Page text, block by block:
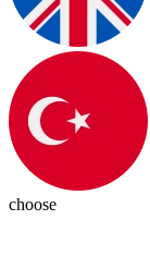
choose